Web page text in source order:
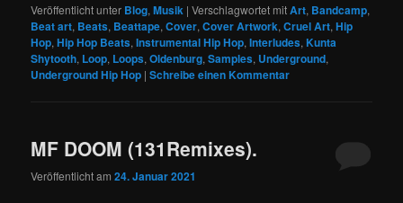
Veröffentlicht unter Blog,Musik |Verschlagwortet mitArt, Bandcamp,
Beat art, Beats, Beattape,Cover,Cover Artwork,Cruel Art,Hip
Hop,Hip Hop Beats,Instrumental Hip Hop,Interludes,Kunta
Shytooth, Loop, Loops,Oldenburg,Samples, Underground,
Underground Hip Hop |Schreibe einen Kommentar
MF DOOM (131Remixes).
Veröffentlicht am24. Januar 2021